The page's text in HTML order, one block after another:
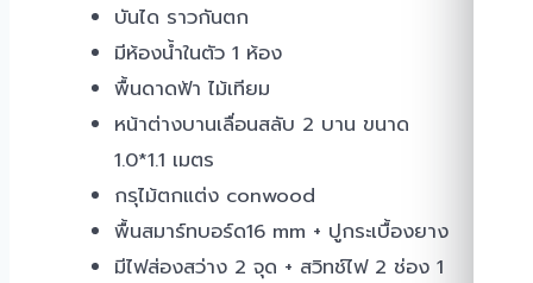
บันได ราวกันตก
มีห้องน้ำในตัว 1 ห้อง
พื้นดาดฟ้า ไม้เทียม
หน้าต่างบานเลื่อนสลับ 2 บาน ขนาด
1.0*1.1 เมตร
กรุไม้ตกแต่ง conwood
พื้นสมาร์ทบอร์ด16 mm + ปูกระเบื้องยาง
มีไฟส่องสว่าง 2 จุด + สวิทช์ไฟ 2 ช่อง 1